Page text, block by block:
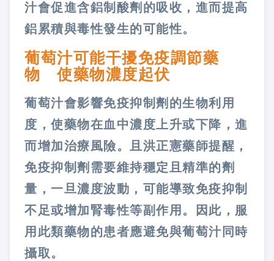
汁會促進含鋁制酸劑的吸收，進而提高
鋁累積與毒性發生的可能性。
葡萄汁可能干擾免疫調節藥
物 使藥物濃度起伏
葡萄汁會影響免疫抑制劑的生物利用
度，使藥物在血中濃度上升或下降，進
而增加治療風險。且洪正憲藥師提醒，
免疫抑制劑需要維持穩定且精準的劑
量，一旦濃度波動，可能導致免疫抑制
不足或增加腎毒性等副作用。因此，服
用此類藥物的患者應避免與葡萄汁同時
攝取。